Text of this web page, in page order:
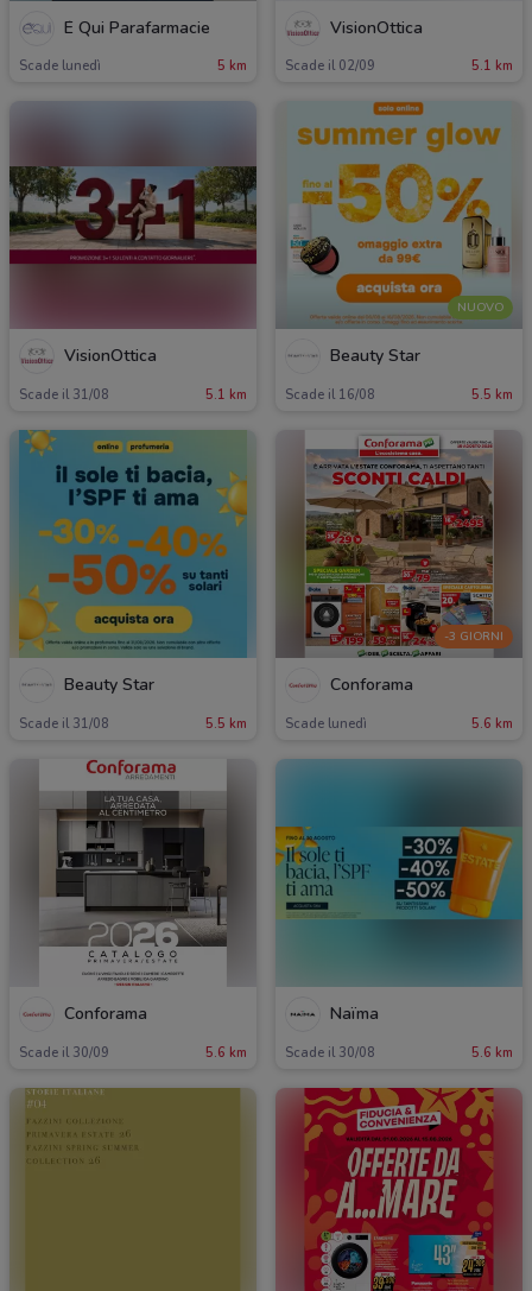
É Qui Parafarmacie
Scade lunedì 5 km
VisionOttica
Scade il 02/09 5.1 km
VisionOttica
Scade il 31/08 5.1 km
NUOVO
Beauty Star
Scade il 16/08 5.5 km
Beauty Star
Scade il 31/08 5.5 km
-3 GIORNI
Conforama
Scade lunedì 5.6 km
Conforama
Scade il 30/09 5.6 km
Naïma
Scade il 30/08 5.6 km